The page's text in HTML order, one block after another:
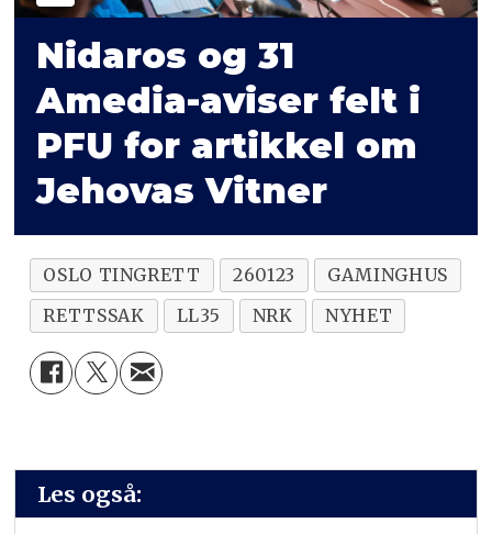
Nidaros og 31
Amedia-aviser felt i
PFU for artikkel om
Jehovas Vitner
OSLO TINGRETT 260123
GAMINGHUS
RETTSSAK
LL35 NRK NYHET
Les også: